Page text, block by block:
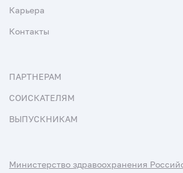
Карьера
Контакты
ПАРТНЕРАМ
СОИСКАТЕЛЯМ
ВЫПУСКНИКАМ
Министерство здравоохранения